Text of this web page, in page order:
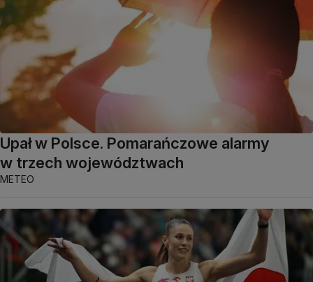
Upał w Polsce. Pomarańczowe alarmy
w trzech województwach
METEO